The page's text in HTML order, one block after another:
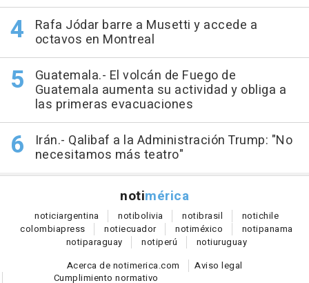
Rafa Jódar barre a Musetti y accede a
octavos en Montreal
Guatemala.- El volcán de Fuego de
Guatemala aumenta su actividad y obliga a
las primeras evacuaciones
Irán.- Qalibaf a la Administración Trump: "No
necesitamos más teatro"
notimérica
noticiargentina notibolivia notibrasil notichile
colombiapress notiecuador notiméxico notipanama
notiparaguay notiperú notiuruguay
Acerca de notimerica.com
Aviso legal
Cumplimiento normativo